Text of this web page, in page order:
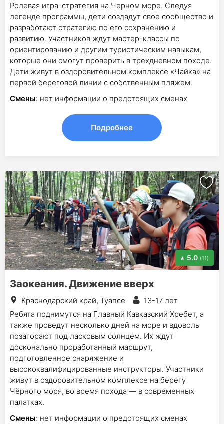
Ролевая игра-стратегия на Черном море. Следуя
легенде программы, дети создадут свое сообщество и
разработают стратегию по его сохранению и
развитию. Участников ждут мастер-классы по
ориентированию и другим туристическим навыкам,
которые они смогут проверить в трехдневном походе.
Дети живут в оздоровительном комплексе «Чайка» на
первой береговой линии с собственным пляжем.
Смены: нет информации о предстоящих сменах
Подробнее
5.0 (11)
Заокеания. Движение вверх
Краснодарский край, Туапсе
13-17 лет
Ребята поднимутся на Главный Кавказский Хребет, а
также проведут несколько дней на море и вдоволь
позагорают под ласковым солнцем. Их ждут
досконально проработанный маршрут,
подготовленное снаряжение и
высококвалифицированные инструкторы. Участники
живут в оздоровительном комплексе на берегу
Чёрного моря, во время похода — в современных
палатках.
Смены: нет информации о предстоящих сменах